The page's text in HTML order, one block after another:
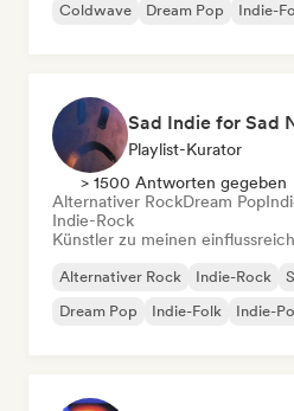
Coldwave
Dream Pop Indie-
Sad Indie for Sad
Playlist-Kurator
> 1500 Antworten gegeben
Alternativer RockDream Pop
Indie-Rock
Künstler zu meinen
Alternativer Rock Indie-Rock
Dream Pop
Indie-Folk Indie-